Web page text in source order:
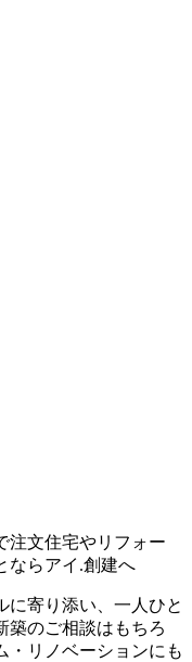
注文住宅やリフォー
ならアイ.創建へ
に寄り添い、一人ひと
築のご相談はもちろ
・リノベーションにも